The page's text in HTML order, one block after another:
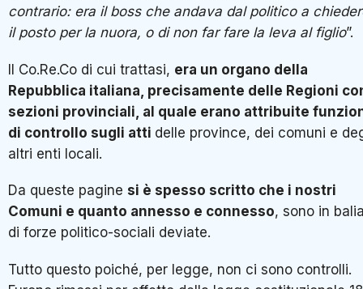
contrario: era il boss che andava dal politico a
il posto per la nuora, o di non far fare la leva al figlio”.
Il Co.Re.Co di cui trattasi, era un organo della
Repubblica italiana, precisamente delle Regioni
sezioni provinciali, al quale erano attribuite
di controllo sugli atti delle province, dei comuni e
altri enti locali.
Da queste pagine si è spesso scritto che i nostri
Comuni e quanto annesso e connesso, sono in
di forze politico-sociali deviate.
Tutto questo poiché, per legge, non ci sono controlli.